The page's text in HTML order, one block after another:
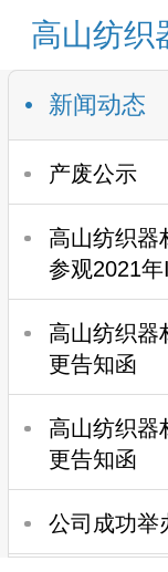
高山纺织
新闻动态
产废公示
高山纺织器
参观2021
高山纺织器
更告知函
高山纺织器
更告知函
公司成功举